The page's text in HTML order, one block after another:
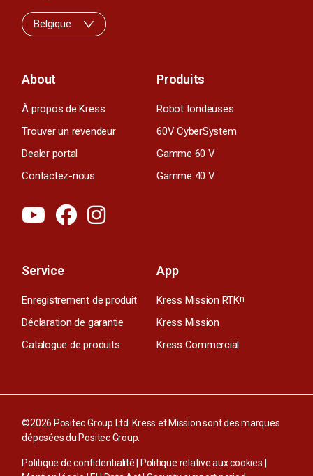
About
À propos de Kress
Trouver un revendeur
Dealer portal
Contactez-nous
Produits
Robot tondeuses
60V CyberSystem
Gamme 60 V
Gamme 40 V
Service
Enregistrement de produit
Déclaration de garantie
Catalogue de produits
App
Kress Mission RTKn
Kress Mission
Kress Commercial
Belgique
©2026 Positec Group Ltd. Kress et Mission sont des marques
déposées du Positec Group.
Politique de confidentialité Politique relative aux cookies